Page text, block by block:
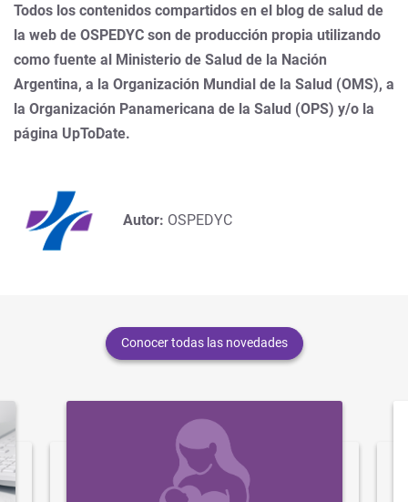
Todos los contenidos compartidos en el blog de salud de
la web de OSPEDYC son de producción propia utilizando
como fuente al Ministerio de Salud de la Nación
Argentina, a la Organización Mundial de la Salud (OMS), a
la Organización Panamericana de la Salud (OPS) y/o la
página UpToDate.
Autor: OSPEDYC
Conocer todas las novedades